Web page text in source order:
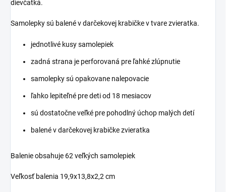
dievčatká.
Samolepky sú balené v darčekovej krabičke v tvare zvieratka.
jednotlivé kusy samolepiek
zadná strana je perforovaná pre ľahké zlúpnutie
samolepky sú opakovane nalepovacie
ľahko lepiteľné pre deti od 18 mesiacov
sú dostatočne veľké pre pohodlný úchop malých detí
balené v darčekovej krabičke zvieratka
Balenie obsahuje 62 veľkých samolepiek
Veľkosť balenia 19,9x13,8x2,2 cm